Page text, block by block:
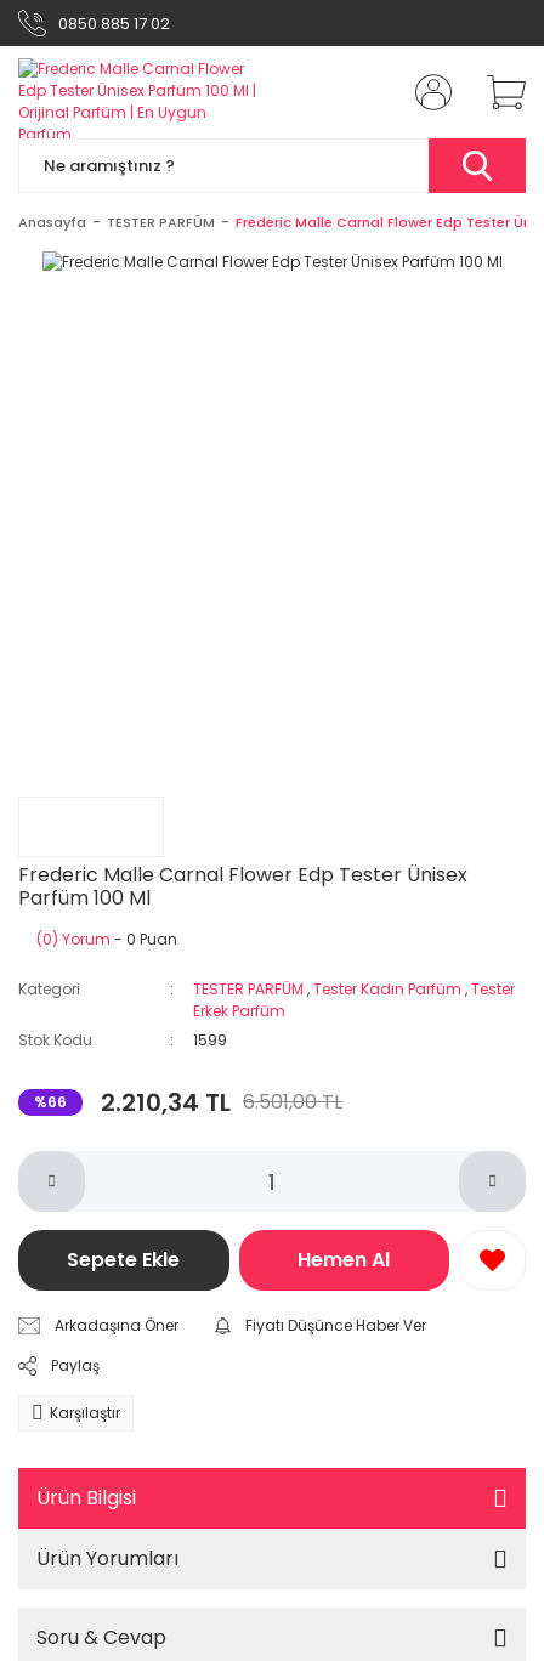
0850 885 17 02
Anasayfa TESTER PARFÜM Frederic Malle Carnal Flower Edp Tester
Frederic Malle Carnal Flower Edp Tester Ünisex
Parfüm 100 Ml
(0) Yorum - 0 Puan
Kategori TESTER PARFÜM ,Tester Kadın Parfüm ,Tester
Erkek Parfüm
Stok Kodu
1599
%66 2.210,34 TL 6.501,00 TL
Sepete Ekle Hemen Al
Arkadaşına Öner
Fiyatı Düşünce Haber Ver
Paylaş
Karşılaştır
Ürün Bilgisi
Ürün Yorumları
Soru & Cevap